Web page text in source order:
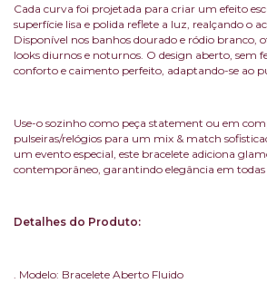
Cada curva foi projetada para criar um efeito
superfície lisa e polida reflete a luz, realçando o
Disponível nos banhos dourado e ródio branco,
looks diurnos e noturnos. O design aberto, sem
conforto e caimento perfeito, adaptando-se ao
Use-o sozinho como peça statement ou em
pulseiras/relógios para um mix & match
um evento especial, este bracelete adiciona
contemporâneo, garantindo elegância em todas
Detalhes do Produto:
. Modelo: Bracelete Aberto Fluido